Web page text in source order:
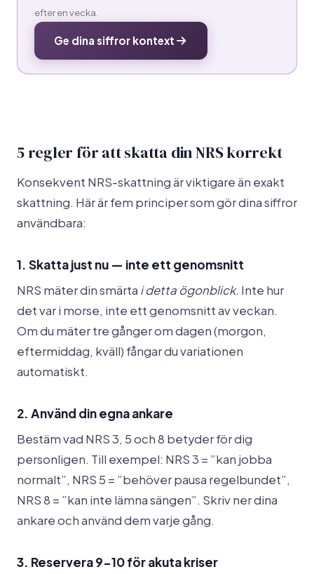
efter en vecka.
Ge dina siffror kontext
5 regler för att skatta din NRS korrekt
Konsekvent NRS-skattning är viktigare än exakt
skattning. Här är fem principer som gör dina siffror
användbara:
1. Skatta just nu — inte ett genomsnitt
NRS mäter din smärta i detta ögonblick. Inte hur
det var i morse, inte ett genomsnitt av veckan.
Om du mäter tre gånger om dagen (morgon,
eftermiddag, kväll) fångar du variationen
automatiskt.
2. Använd din egna ankare
Bestäm vad NRS 3, 5 och 8 betyder för dig
personligen. Till exempel: NRS 3 = ”kan jobba
normalt”, NRS 5 = ”behöver pausa regelbundet”,
NRS 8 = ”kan inte lämna sängen”. Skriv ner dina
ankare och använd dem varje gång.
3. Reservera 9-10 för akuta kriser